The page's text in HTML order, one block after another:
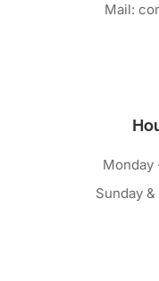
Mail:
Monday
Sunday